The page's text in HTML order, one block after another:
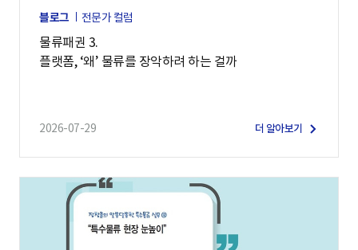
블로그 전문가 컬럼
물류패권 3.
플랫폼, ‘왜’ 물류를 장악하려 하는 걸까
2026-07-29 더 알아보기